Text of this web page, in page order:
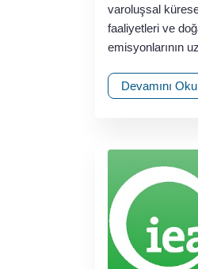
varoluşsal
faaliyetleri ve
emisyonlarının
Devamını Oku